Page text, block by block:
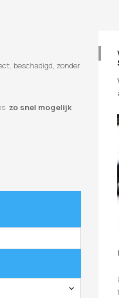
beschadigd, zonder
zo snel mogelijk